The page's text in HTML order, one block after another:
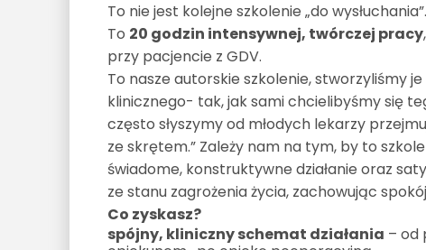
To nie jest kolejne szkolenie „do wysłuchania”.
To 20 godzin intensywnej, twórczej pracy
przy pacjencie z GDV.
To nasze autorskie szkolenie, stworzyliśmy
klinicznego- tak, jak sami chcielibyśmy się
często słyszymy od młodych lekarzy
ze skrętem.” Zależy nam na tym, by to
świadome, konstruktywne działanie oraz
ze stanu zagrożenia życia, zachowując
Co zyskasz?
spójny, kliniczny schemat działania – od